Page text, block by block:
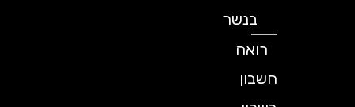
בנשר
רואה
חשבון